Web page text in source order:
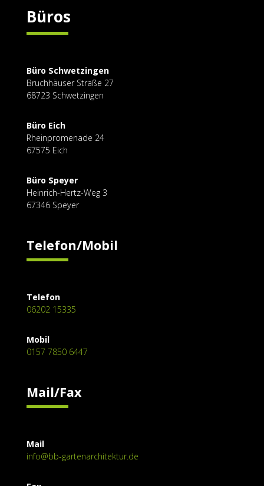
Büros
Büro Schwetzingen
Bruchhäuser Straße 27
68723 Schwetzingen
Büro Eich
Rheinpromenade 24
67575 Eich
Büro Speyer
Heinrich-Hertz-Weg 3
67346 Speyer
Telefon/Mobil
Telefon
06202 15335
Mobil
0157 7850 6447
Mail/Fax
Mail
info@bb-gartenarchitektur.de